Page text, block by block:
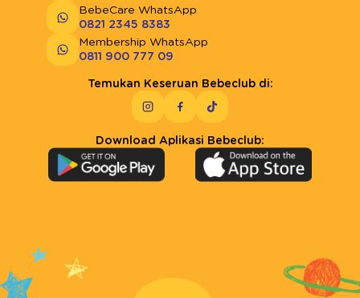
BebeCare WhatsApp
0821 2345 8383
Membership WhatsApp
0811 900 777 09
Temukan Keseruan Bebeclub di:
Download Aplikasi Bebeclub: